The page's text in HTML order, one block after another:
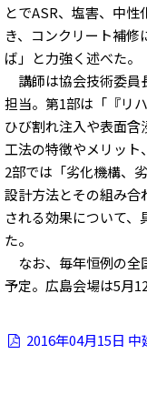
とでASR、塩害、中
き、コンクリート補
ば」と力強く述べた。
講師は協会技術委員
担当。第1部は「『リ
ひび割れ注入や表面
工法の特徴やメリット
2部では「劣化機構、
設計方法とその組み合
される効果について
た。
なお、毎年恒例の全
予定。広島会場は5月
2016年04月15日 中